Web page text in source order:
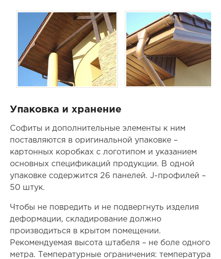
Упаковка и хранение
Софиты и дополнительные элементы к ним
поставляются в оригинальной упаковке –
картонных коробках с логотипом и указанием
основных спецификаций продукции. В одной
упаковке содержится 26 панелей. J-профилей –
50 штук.
Чтобы не повредить и не подвергнуть изделия
деформации, складирование должно
производиться в крытом помещении.
Рекомендуемая высота штабеля – не боле одного
метра. Температурные ограничения: температура